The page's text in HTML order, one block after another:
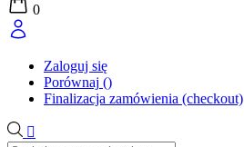
0
Zaloguj się
Porównaj ()
Finalizacja zamówienia (checkout)
